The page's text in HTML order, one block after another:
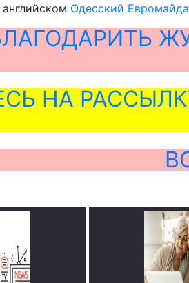
Одесский
НА